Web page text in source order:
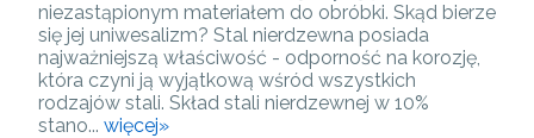
niezastąpionym materiałem do obróbki. Skąd bierze
się jej uniwesalizm? Stal nierdzewna posiada
najważniejszą właściwość - odporność na korozję,
która czyni ją wyjątkową wśród wszystkich
rodzajów stali. Skład stali nierdzewnej w 10%
stano... więcej»